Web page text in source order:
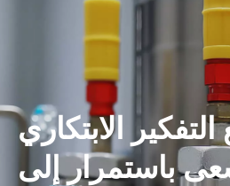
الابتكاري
باستمرار إلى